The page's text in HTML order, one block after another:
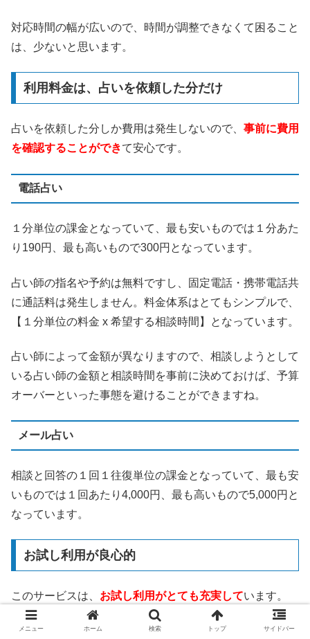
対応時間の幅が広いので、時間が調整できなくて困ること
は、少ないと思います。
利用料金は、占いを依頼した分だけ
占いを依頼した分しか費用は発生しないので、 事前に費用
を確認することができて安心です。
電話占い
１分単位の課金となっていて、最も安いものでは１分あた
り190円、最も高いもので300円となっています。
占い師の指名や予約は無料ですし、固定電話・携帯電話共
に通話料は発生しません。料金体系はとてもシンプルで、
【１分単位の料金 x 希望する相談時間】となっています。
占い師によって金額が異なりますので、相談しようとして
いる占い師の金額と相談時間を事前に決めておけば、予算
オーバーといった事態を避けることができますね。
メール占い
相談と回答の１回１往復単位の課金となっていて、最も安
いものでは１回あたり4,000円、最も高いもので5,000円と
なっています。
お試し利用が良心的
このサービスは、 お試し利用がとても充実しています。
メニュー ホーム 検索 トップ サイドバー